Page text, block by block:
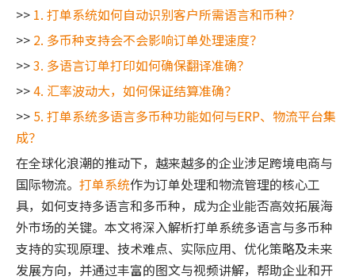
>> 1. 打单系统如何自动识别客户所需语言和币种？
>> 2. 多币种支持会不会影响订单处理速度？
>>3. 多语言订单打印如何确保翻译准确？
>>4. 汇率波动大，如何保证结算准确？
>> 5. 打单系统多语言多币种功能如何与ERP、物流平台集
成？
在全球化浪潮的推动下，越来越多的企业涉足跨境电商与
国际物流。 打单系统作为订单处理和物流管理的核心工
具，如何支持多语言和多币种，成为企业能否高效拓展海
外市场的关键。本文将深入解析打单系统多语言与多币种
支持的实现原理、技术难点、实际应用、优化策略及未来
发展方向，并通过丰富的图文与视频讲解，帮助企业和开